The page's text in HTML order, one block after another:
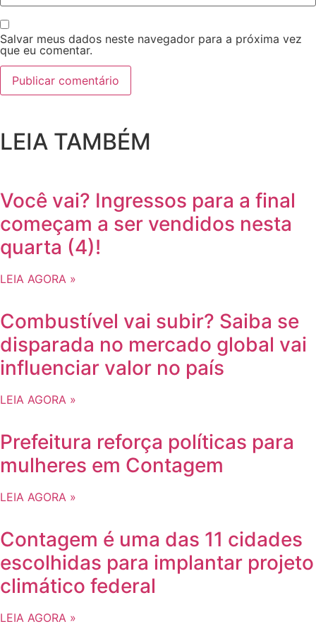
Salvar meus dados neste navegador para a próxima vez
que eu comentar.
LEIA TAMBÉM
Você vai? Ingressos para a final
começam a ser vendidos nesta
quarta (4)!
LEIA AGORA »
Combustível vai subir? Saiba se
disparada no mercado global vai
influenciar valor no país
LEIA AGORA »
Prefeitura reforça políticas para
mulheres em Contagem
LEIA AGORA »
Contagem é uma das 11 cidades
escolhidas para implantar projeto
climático federal
LEIA AGORA »